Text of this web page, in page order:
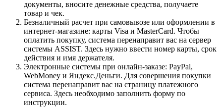
документы, вносите денежные средства, получаете
товар и чек.
Безналичный расчет при самовывозе или оформлении в
интернет-магазине: карты Visa и MasterCard. Чтобы
оплатить покупку, система перенаправит вас на сервер
системы ASSIST. Здесь нужно ввести номер карты, срок
действия и имя держателя.
Электронные системы при онлайн-заказе: PayPal,
WebMoney и Яндекс.Деньги. Для совершения покупки
система перенаправит вас на страницу платежного
сервиса. Здесь необходимо заполнить форму по
инструкции.